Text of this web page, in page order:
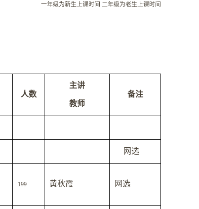
一年级为新生上课时间 二年级为老生上课时间
人数
主讲
教师
备注
网选
199 黄秋霞 网选